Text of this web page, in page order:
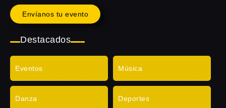
Envíanos tu evento
Destacados
Eventos Música
Danza Deportes